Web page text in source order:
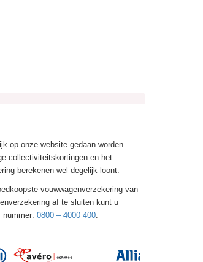
op onze website gedaan worden.
collectiviteitskortingen en het
berekenen wel degelijk loont.
vouwwagenverzekering van
af te sluiten kunt u
nummer: 0800 – 4000 400.